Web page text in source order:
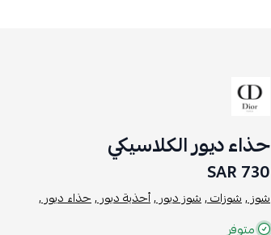
حذاء ديور الكلاسيكي
730 SAR
شوز ,شوزات ,شوز ديور ,أحذية ديور ,حذاء ديور ,
متوفر